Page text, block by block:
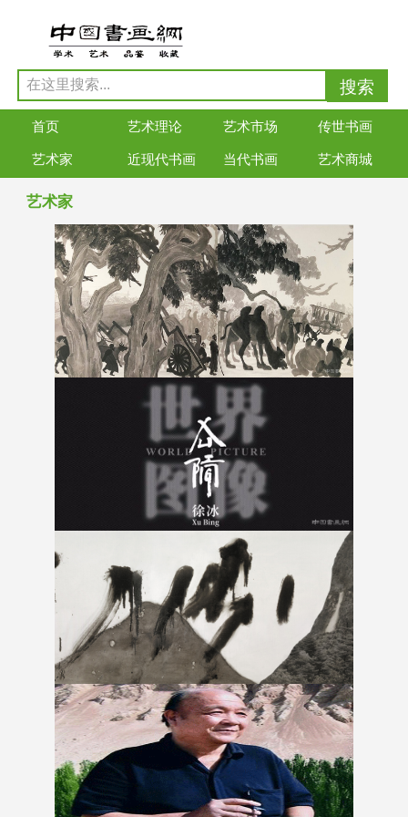
首页 艺术理论 艺术市场 传世书画
艺术家 近现代书画 当代书画 艺术商城
艺术家